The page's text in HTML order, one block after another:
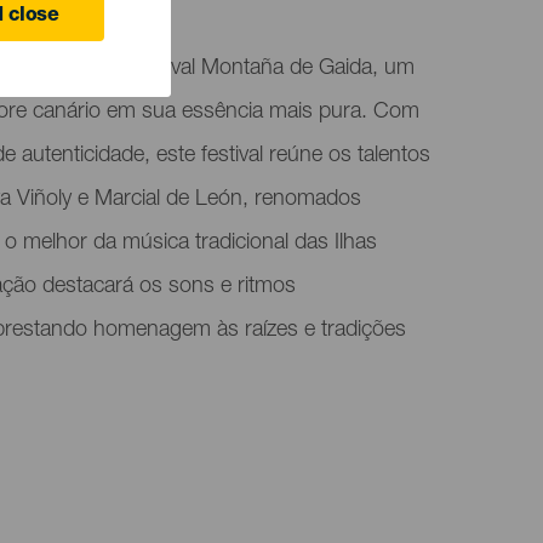
close
apresenta o Festival Montaña de Gaida, um
canário em sua essência mais pura. Com
autenticidade, este festival reúne os talentos
Viñoly e Marcial de León, renomados
melhor da música tradicional das Ilhas
destacará os sons e ritmos
homenagem às raízes e tradições